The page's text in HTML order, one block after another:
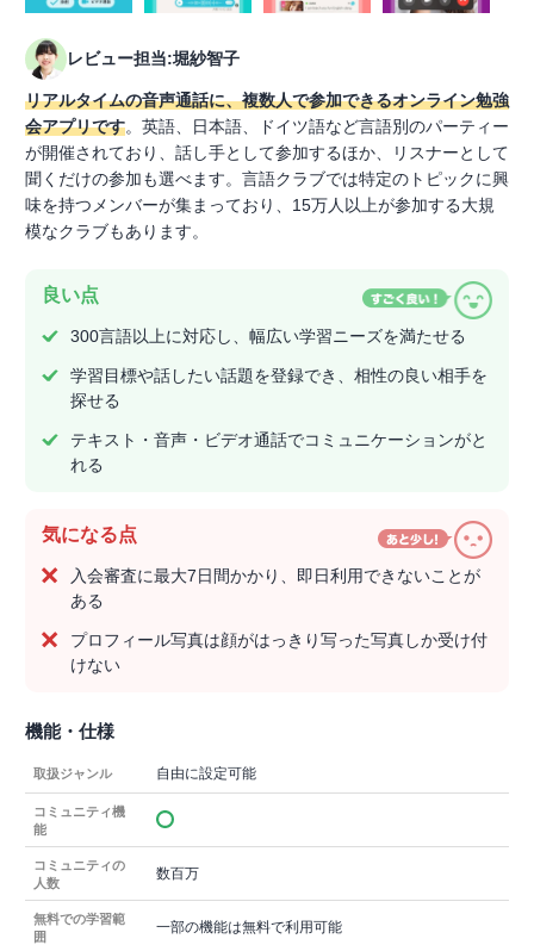
レビュー担当:堀紗智子
リアルタイムの音声通話に、複数人で参加できるオンライン勉強
会アプリです。英語、日本語、ドイツ語など言語別のパーティー
が開催されており、話し手として参加するほか、リスナーとして
聞くだけの参加も選べます。言語クラブでは特定のトピックに興
味を持つメンバーが集まっており、15万人以上が参加する大規
模なクラブもあります。
良い点
300言語以上に対応し、幅広い学習ニーズを満たせる
学習目標や話したい話題を登録でき、相性の良い相手を
探せる
テキスト・音声・ビデオ通話でコミュニケーションがと
れる
気になる点
入会審査に最大7日間かかり、即日利用できないことが
ある
プロフィール写真は顔がはっきり写った写真しか受け付
けない
機能・仕様
取扱ジャンル 自由に設定可能
コミュニティ機
能
コミュニティの
人数
数百万
無料での学習範
囲
一部の機能は無料で利用可能